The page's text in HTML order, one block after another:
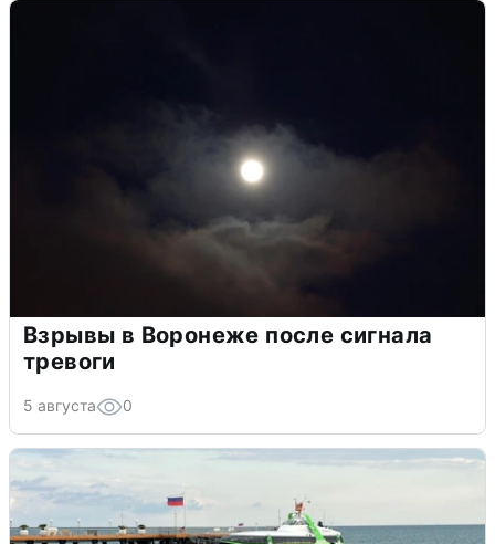
Взрывы в Воронеже после сигнала
тревоги
5 августа 0